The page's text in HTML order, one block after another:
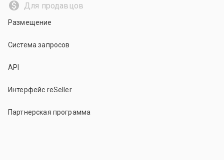
Для продавцов
Размещение
Система запросов
API
Интерфейс reSeller
Партнерская программа